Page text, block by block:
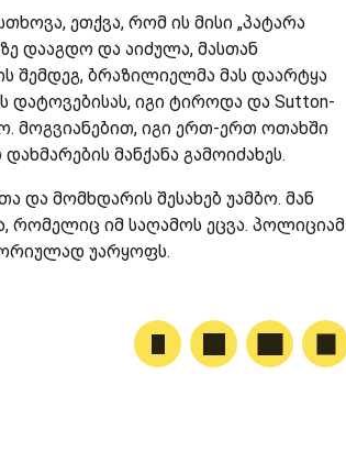
ეთქვა, რომ ის მისი „პატარა
დააგდო და აიძულა, მასთან
შემდეგ, ბრაზილიელმა მას დაარტყა
დატოვებისას, იგი ტიროდა და Sutton-
მოგვიანებით, იგი ერთ-ერთ ოთახში
მანქანა გამოიძახეს.
მომხდარის შესახებ უამბო. მან
რომელიც იმ საღამოს ეცვა. პოლიციამ
უარყოფს.